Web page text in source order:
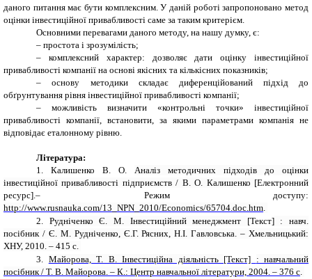
даного питання має бути комплексним. У даній роботі запропоновано метод
оцінки інвестиційної привабливості саме за таким критерієм.
Основними перевагами даного методу, на нашу думку, є:
– простота і зрозумілість;
–
комплексний характер: дозволяє дати оцінку інвестиційної
привабливості компанії на основі якісних та кількісних показників;
–
основу методики складає диференційований підхід до
обґрунтування рівня інвестиційної привабливості компанії;
–
можливість визначити «контрольні точки» інвестиційної
привабливості компанії, встановити, за якими параметрами компанія не
відповідає еталонному рівню.
Література:
1.
Калишенко В. О.
Аналіз методичних підходів до оцінки
інвестиційної привабливості підприємств / В. О. Калишенко [Електронний
ресурс].– Режим доступу:
http://www.rusnauka.com/13_NPN_2010/Economics/65704.doc.htm.
2. Рудніченко Є. М. Інвестиційний менеджмент [Текст] : навч.
посібник / Є. М. Рудніченко, Є.Г. Рясних, Н.І. Гавловська. – Хмельницький:
ХНУ, 2010. – 415 с.
3. Майорова, Т. В. Інвестиційна діяльність [Текст] : навчальний
посібник / Т. В. Майорова. – К.: Центр навчальної літератури, 2004. – 376 с.